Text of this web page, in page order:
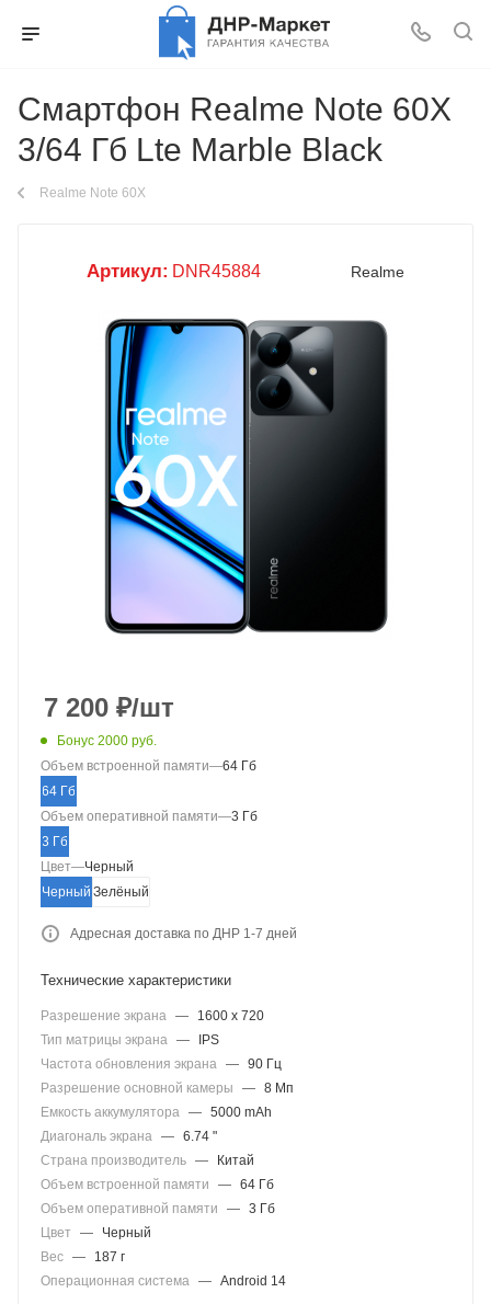
Смартфон Realme Note 60X
3/64 Гб Lte Marble Black
Realme Note 60X
Артикул: DNR45884 Realme
7 200 ₽/шт
Бонус 2000 руб.
Объем встроенной памяти—64 Гб
64 Гб
Объем оперативной памяти—3 Гб
3 Гб
Цвет—Черный
Черный Зелёный
Адресная доставка по ДНР 1-7 дней
Технические характеристики
Разрешение экрана —
1600 x 720
Тип матрицы экрана —
IPS
Частота обновления экрана — 90 Гц
Разрешение основной камеры
— 8 Мп
Емкость аккумулятора — 5000 mAh
Диагональ экрана — 6.74 "
Страна производитель —
Китай
Объем встроенной памяти
— 64 Гб
Объем оперативной памяти
— 3 Гб
Цвет
—
Черный
Вес —
187 г
Операционная система — Android 14